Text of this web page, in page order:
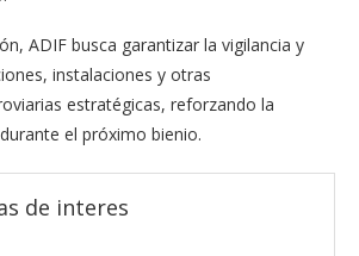
ADIF busca garantizar la vigilancia y
instalaciones y otras
estratégicas, reforzando la
el próximo bienio.
de interes